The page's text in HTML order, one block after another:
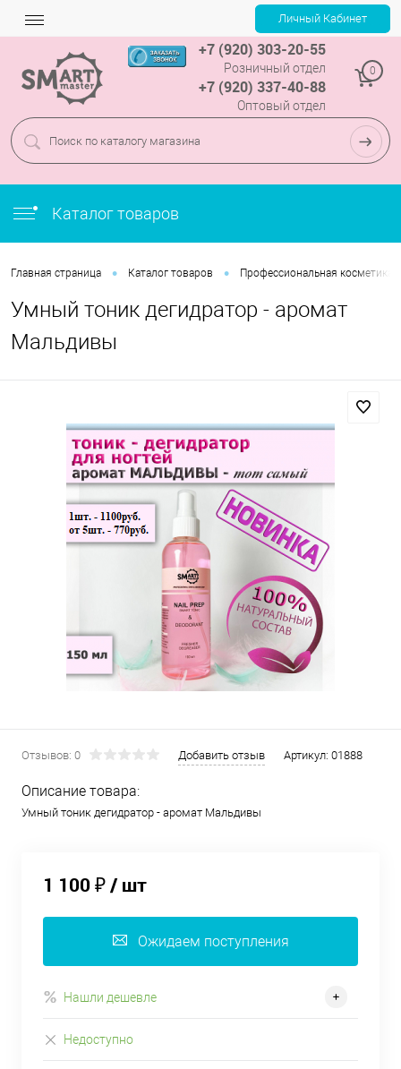
+7 (920) 303-20-55
Розничный отдел
+7 (920) 337-40-88
Оптовый отдел
0
Каталог товаров
Главная страница • Каталог товаров • Профессиональная косметика
Умный тоник дегидратор - аромат
Мальдивы
Отзывов: 0 Добавить отзыв Артикул: 01888
Описание товара:
Умный тоник дегидратор - аромат Мальдивы
1 100 ₽/ шт
Ожидаем поступления
Нашли дешевле
Недоступно